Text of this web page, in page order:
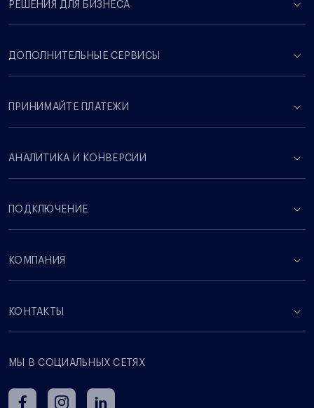
РЕШЕНИЯ ДЛЯ БИЗНЕСА
ДОПОЛНИТЕЛЬНЫЕ СЕРВИСЫ
ПРИНИМАЙТЕ ПЛАТЕЖИ
АНАЛИТИКА И КОНВЕРСИИ
ПОДКЛЮЧЕНИЕ
КОМПАНИЯ
КОНТАКТЫ
МЫ В СОЦИАЛЬНЫХ СЕТЯХ